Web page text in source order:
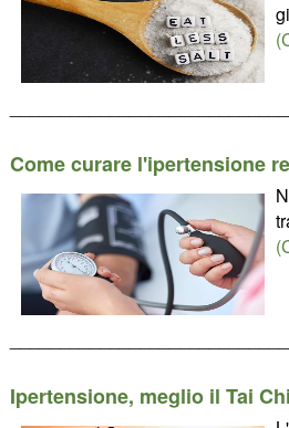
Come curare l'ipertensione
Ipertensione, meglio il Tai